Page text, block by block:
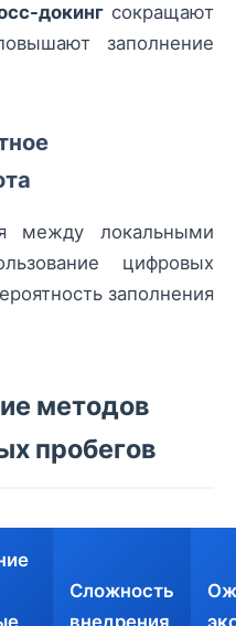
докинг сокращают
заполнение
между локальными
цифровых
заполнения
методов
пробегов
Сложность